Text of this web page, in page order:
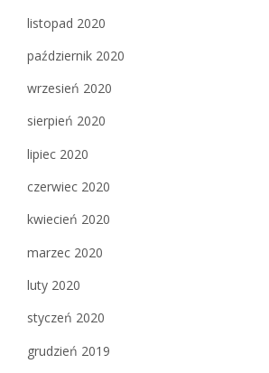
listopad 2020
październik 2020
wrzesień 2020
sierpień 2020
lipiec 2020
czerwiec 2020
kwiecień 2020
marzec 2020
luty 2020
styczeń 2020
grudzień 2019